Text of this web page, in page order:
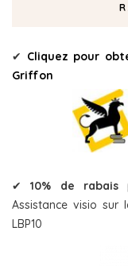
✔ Cliquez pour
Griffon
✔10% de rabais
Assistance visio sur
LBP10